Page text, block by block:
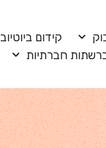
קידום ביוטיוב
חברתיות